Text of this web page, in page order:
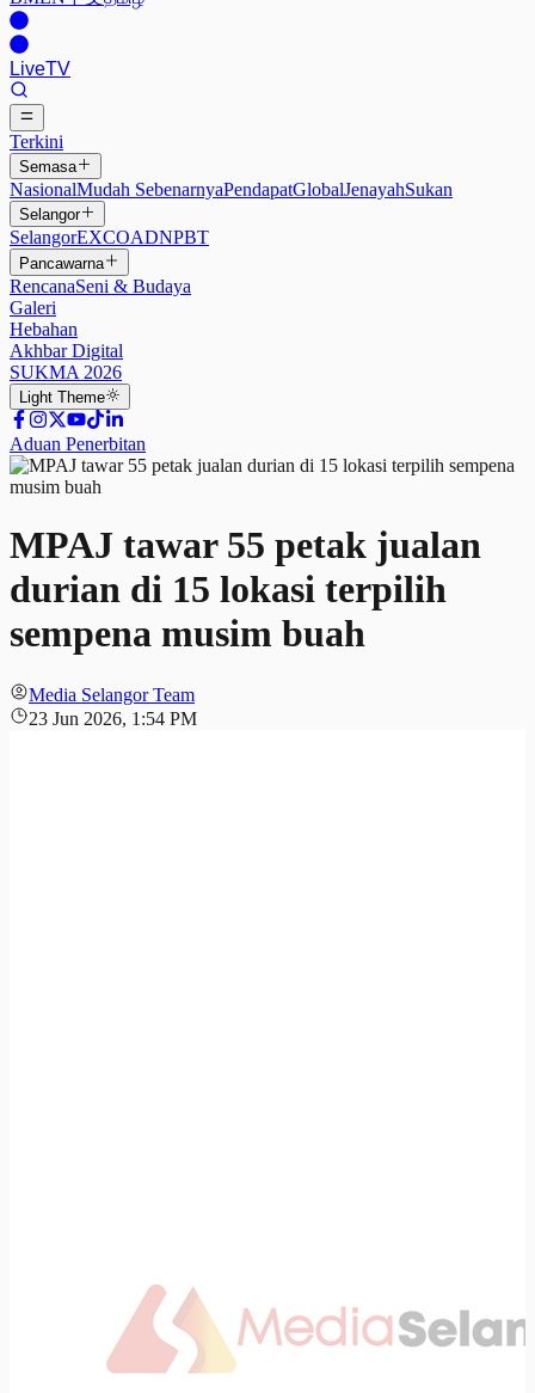
LiveTV
Terkini
Semasa
NasionalMudah SebenarnyaPendapatGlobalJenayahSukan
Selangor
SelangorEXCOADNPBT
Pancawarna
RencanaSeni & Budaya
Galeri
Hebahan
Akhbar Digital
SUKMA 2026
Light Theme
Aduan Penerbitan
MPAJ tawar 55 petak jualan
durian di 15 lokasi terpilih
sempena musim buah
Media Selangor Team
23 Jun 2026, 1:54 PM